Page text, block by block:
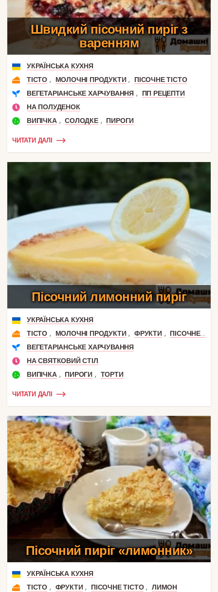
Швидкий пісочний пиріг з
варенням
УКРАЇНСЬКА КУХНЯ
ТІСТО , МОЛОЧНІ ПРОДУКТИ ,
ПІСОЧНЕ ТІСТО
ВЕГЕТАРІАНСЬКЕ ХАРЧУВАННЯ ,
ПП РЕЦЕПТИ
НА ПОЛУДЕНОК
ВИПІЧКА , СОЛОДКЕ , ПИРОГИ
ЧИТАТИ ДАЛІ
Пісочний лимонний пиріг
УКРАЇНСЬКА КУХНЯ
ТІСТО , МОЛОЧНІ ПРОДУКТИ , ФРУКТИ ,
ПІСОЧНЕ ТІСТО
ВЕГЕТАРІАНСЬКЕ ХАРЧУВАННЯ
НА СВЯТКОВИЙ СТІЛ
ВИПІЧКА , ПИРОГИ , ТОРТИ
ЧИТАТИ ДАЛІ
Пісочний пиріг «лимонник»
УКРАЇНСЬКА КУХНЯ
ТІСТО , ФРУКТИ , ПІСОЧНЕ ТІСТО ,
ЛИМОН